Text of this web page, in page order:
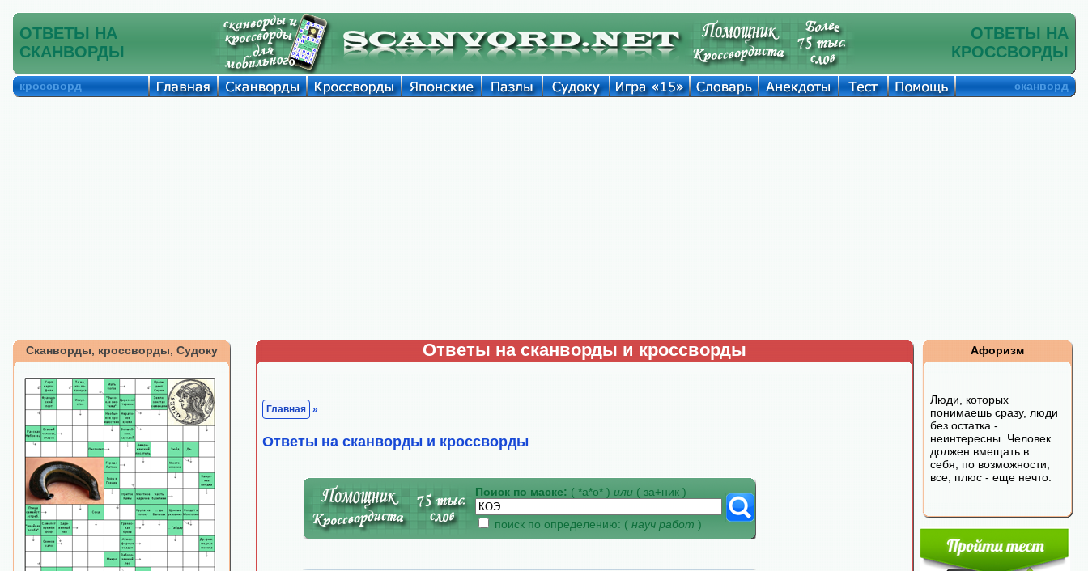
ОТВЕТЫ НА
СКАНВОРДЫ
ОТВЕТЫ НА
КРОССВОРДЫ
кроссворд сканворд
Сканворды, кроссворды, Судоку Ответы на сканворды и кроссворды
Главная »
Ответы на сканворды и кроссворды
Поиск по маске: ( *а*о* ) или ( за+ник )
поиск по определению: ( науч работ )
Афоризм
Люди, которых
понимаешь сразу, люди
без остатка -
неинтересны. Человек
должен вмещать в
себя, по возможности,
все, плюс - еще нечто.